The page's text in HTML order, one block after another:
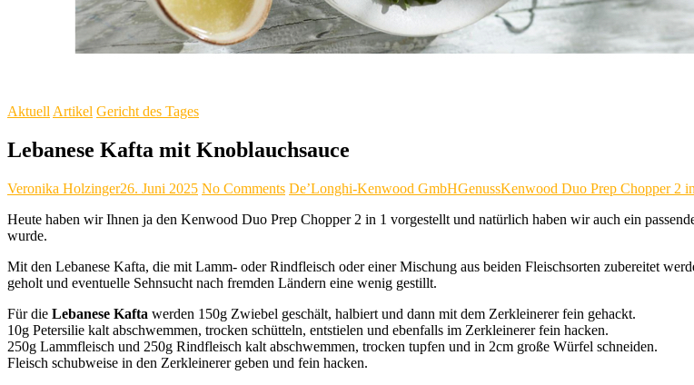
AktuellArtikel Gericht des Tages
Lebanese Kafta mit Knoblauchsauce
Veronika Holzinger26. Juni 2025 No Comments De’Longhi-Kenwood GmbHGenussKenwood Duo Prep Chopper 2
Heute haben wir Ihnen ja den Kenwood Duo Prep Chopper 2 in 1 vorgestellt und natürlich haben wir auch ein
wurde.
Mit den Lebanese Kafta, die mit Lamm- oder Rindfleisch oder einer Mischung aus beiden Fleischsorten zubereitet
geholt und eventuelle Sehnsucht nach fremden Ländern eine wenig gestillt.
Für die Lebanese Kafta werden 150g Zwiebel geschält, halbiert und dann mit dem Zerkleinerer fein gehackt.
10g Petersilie kalt abschwemmen, trocken schütteln, entstielen und ebenfalls im Zerkleinerer fein hacken.
250g Lammfleisch und 250g Rindfleisch kalt abschwemmen, trocken tupfen und in 2cm große Würfel schneiden.
Fleisch schubweise in den Zerkleinerer geben und fein hacken.